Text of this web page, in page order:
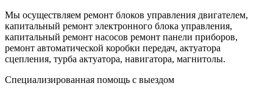
Мы осуществляем ремонт блоков управления двигателем,
капитальный ремонт электронного блока управления,
капитальный ремонт насосов ремонт панели приборов,
ремонт автоматической коробки передач, актуатора
сцепления, турба актуатора, навигатора, магнитолы.
Специализированная помощь с выездом